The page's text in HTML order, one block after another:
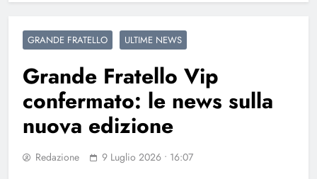
GRANDE FRATELLO ULTIME NEWS
Grande Fratello Vip
confermato: le news sulla
nuova edizione
Redazione 9 Luglio 2026 • 16:07